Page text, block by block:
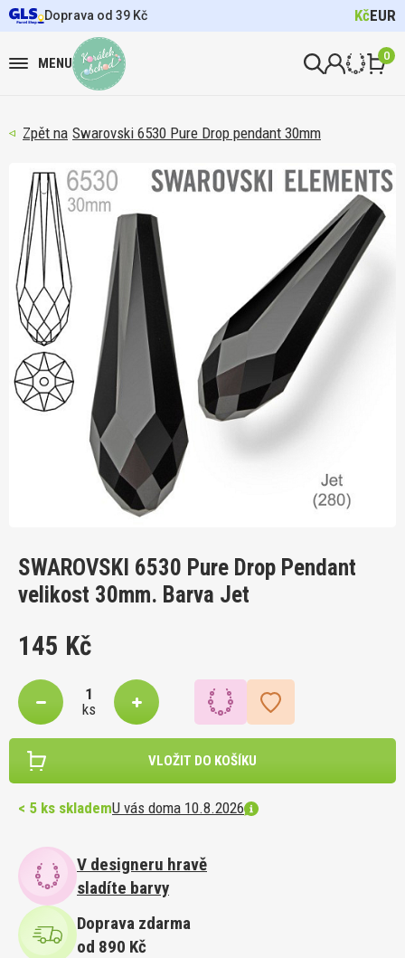
Doprava od 39 Kč KčEUR
MENU 0
Swarovski 6530 Pure Drop pendant 30mm
SWAROVSKI 6530 Pure Drop Pendant
velikost 30mm. Barva Jet
145 Kč
ks
VLOŽIT DO KOŠÍKU
< 5 ks sklademU vás doma 10.8.2026
V designeru hravě
sladíte barvy
Doprava zdarma
od 890 Kč